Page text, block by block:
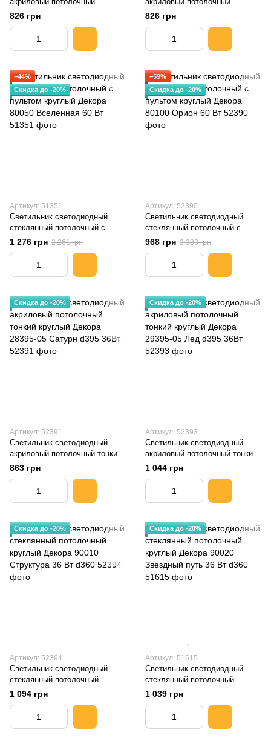
круглый Декора 22395-02
Гербера d395 36Вт
826 грн
круглый Декора 17395-03
Звездное небо 36Вт ЭКО
826 грн
−44%
Скидка до -20%
Артикул: 51351
Светильник светодиодный
стеклянный потолочный с
пультом круглый Декора 80050
Вселенная 60 Вт
1 276 грн 2 261 грн
−59%
Скидка до -20%
Артикул: 52390
Светильник светодиодный
стеклянный потолочный с
пультом круглый Декора 80100
Орион 60 Вт
968 грн 2 383 грн
Скидка до -20%
Артикул: 52391
Светильник светодиодный
акриловый потолочный тонкий
круглый Декора 28395-05
Сатурн d395 36Вт
863 грн
Скидка до -20%
Артикул: 52393
Светильник светодиодный
акриловый потолочный тонкий
круглый Декора 29395-05 Лед
d395 36Вт
1 044 грн
Скидка до -20%
Артикул: 52394
Светильник светодиодный
стеклянный потолочный
круглый Декора 90010
Структура 36 Вт d360
1 094 грн
Скидка до -20%
1
Артикул: 51615
Светильник светодиодный
стеклянный потолочный
круглый Декора 90020
Звездный путь 36 Вт d360
1 039 грн